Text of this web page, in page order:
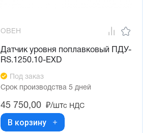
ОВЕН
Датчик уровня поплавковый ПДУ-
RS.1250.10-ЕХD
Под заказ
Срок производства 5 дней
45 750,00 ₽/штс НДС
В корзину